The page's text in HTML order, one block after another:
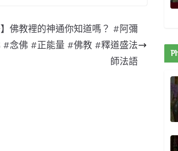
】佛教裡的神通你知道嗎？ #阿彌
#念佛 #正能量 #佛教 #釋道盛法
師法語